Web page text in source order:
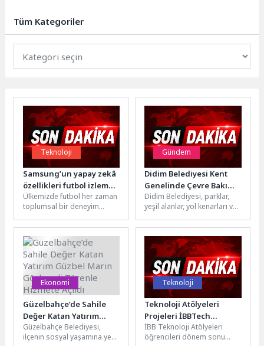
Tüm Kategoriler
Teknoloji
Samsung’un yapay zekâ
özellikleri futbol izleme
deneyimini yeniden
şekillendiriyor
Ülkemizde futbol her zaman
toplumsal bir deneyim
genellikle evde ya da
kafelerde...
Gündem
Didim Belediyesi Kent
Genelinde Çevre Bakım
Çalışmalarını
Sürdürüyor
Didim Belediyesi, parklar,
yeşil alanlar, yol kenarları ve
yürüttüğü çevre bakım
çalışmalarıyla...
Ekonomi
Güzelbahçe’de Sahile
Değer Katan Yatırım
Güzbel Marin Görkemli
Törenle Hizmete Açıldı
Güzelbahçe Belediyesi,
ilçenin sosyal yaşamına yeni
Teknoloji
Teknoloji Atölyeleri
Projeleri İBBTech
Seçmelerinde
İBB Teknoloji Atölyeleri
öğrencileri dönem sonu